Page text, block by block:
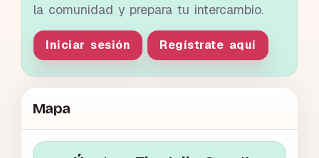
la comunidad y prepara tu intercambio.
Iniciar sesión Regístrate aquí
Mapa